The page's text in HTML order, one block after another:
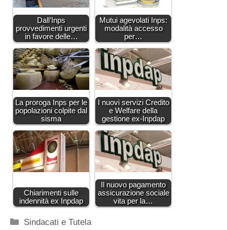
Dall’Inps
provvedimenti urgenti
in favore delle…
Mutui agevolati Inps:
modalità accesso
per…
La proroga Inps per le
popolazioni colpite dal
sisma
I nuovi servizi Credito
e Welfare della
gestione ex-Inpdap
Chiarimenti sulle
indennità ex Inpdap
Il nuovo pagamento
assicurazione sociale
vita per la…
Categorie
Sindacati e Tutela